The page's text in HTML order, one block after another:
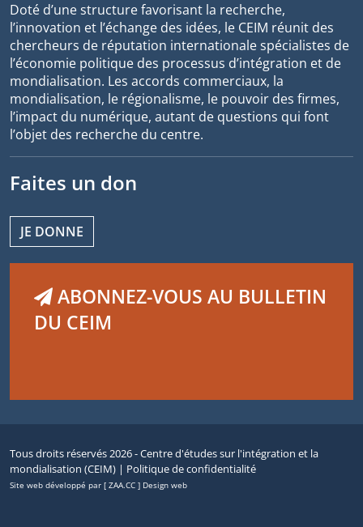
Doté d’une structure favorisant la recherche,
l’innovation et l’échange des idées, le CEIM réunit des
chercheurs de réputation internationale spécialistes de
l’économie politique des processus d’intégration et de
mondialisation. Les accords commerciaux, la
mondialisation, le régionalisme, le pouvoir des firmes,
l’impact du numérique, autant de questions qui font
l’objet des recherche du centre.
Faites un don
JE DONNE
ABONNEZ-VOUS AU BULLETIN
DU CEIM
Tous droits réservés 2026 - Centre d'études sur l'intégration et la
mondialisation (CEIM) | Politique de confidentialité
Site web développé par [ ZAA.CC ] Design web